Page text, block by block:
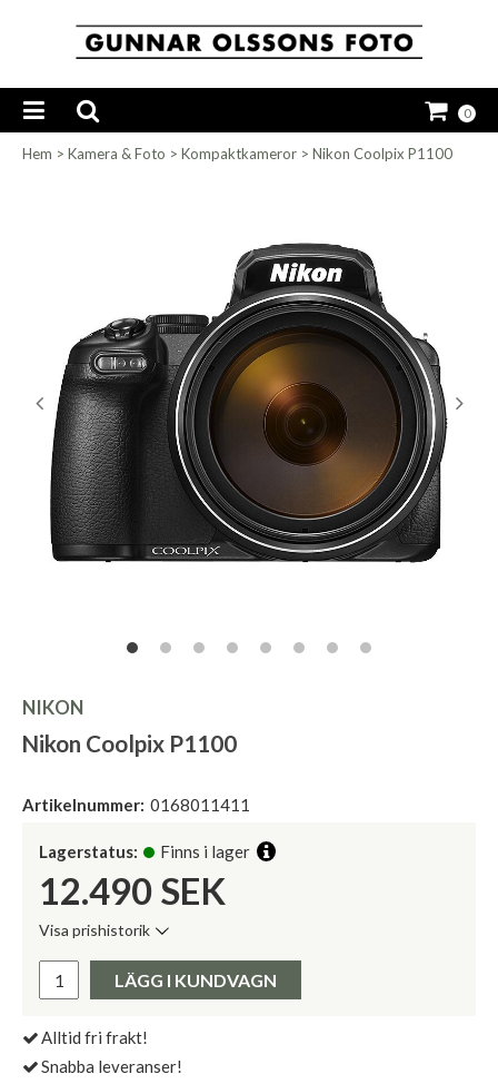
0
Hem > Kamera & Foto > Kompaktkameror > Nikon Coolpix P1100
NIKON
Nikon Coolpix P1100
Artikelnummer: 0168011411
Lagerstatus: Finns i lager
12.490 SEK
Visa prishistorik
Pris:
LÄGG I KUNDVAGN
Alltid fri frakt!
Snabba leveranser!